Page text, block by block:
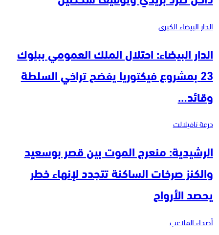
الدار البيضاء الكبرى
الدار البيضاء: احتلال الملك العمومي ببلوك
23 بمشروع فيكتوريا يفضح تراخي السلطة
وقائد…
درعة تافيلالت
الرشيدية: منعرج الموت بين قصر بوسعيد
والكنز صرخات الساكنة تتجدد لإنهاء خطر
يحصد الأرواح
أصداء الملاعب